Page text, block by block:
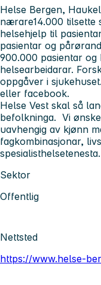
Helse Bergen,
nærare14.000 tilsette
helsehjelp til
pasientar og
900.000 pasientar og
helsearbeidarar.
oppgåver i
eller facebook.
Helse Vest skal så
befolkninga. Vi
uavhengig av kjønn
fagkombinasjonar,
spesialisthelsetenesta.
Sektor
Offentlig
Nettsted
https://www.helse-